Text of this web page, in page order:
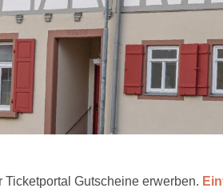
Gutscheine erwerben.